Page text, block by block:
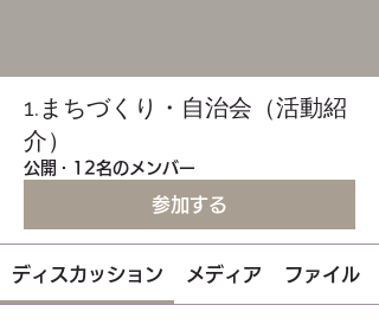
1.まちづくり・自治会（活動紹
介）
公開 · 12名のメンバー
参加する
ディスカッション メディア ファイル